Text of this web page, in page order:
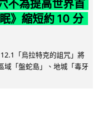
不為提高世界首
》縮短約 10 分
「烏拉特克的詛咒」將
域「盤蛇島」、地城「毒牙